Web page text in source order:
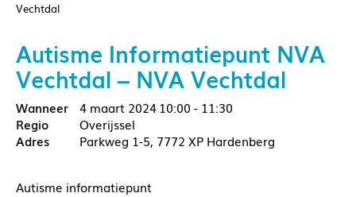
Vechtdal
Autisme Informatiepunt NVA
Vechtdal – NVA Vechtdal
4 maart 2024 10:00 - 11:30
Overijssel
Parkweg 1-5, 7772 XP Hardenberg
Autisme informatiepunt